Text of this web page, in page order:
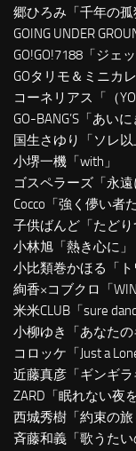
郷ひろみ「千年の孤
GOING UNDER
GO!GO!7188「ジェ
GOタリモ＆ミニカ
コーネリアス「（
GO-BANG’S「あい
国生さゆり「ソレ以
小堺一機「with」
ゴスペラーズ「永遠
Cocco「強く儚い者
子供ばんど「たどり
小林旭「熱き心に」
小比類巻かほる「ト
絢香×コブクロ「
米米CLUB「sure
小柳ゆき「あなたの
コロッケ「Just a
近藤真彦「ギンギラ
ZARD「眠れない夜
西城秀樹「約束の旅
斉藤和義「歌うたい